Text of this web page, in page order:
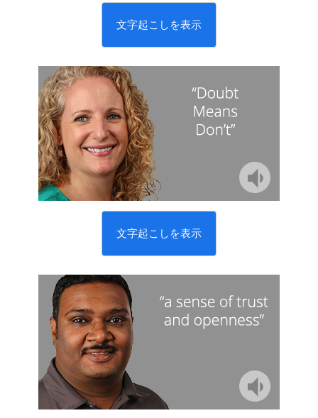
文字起こしを表示
文字起こしを表示